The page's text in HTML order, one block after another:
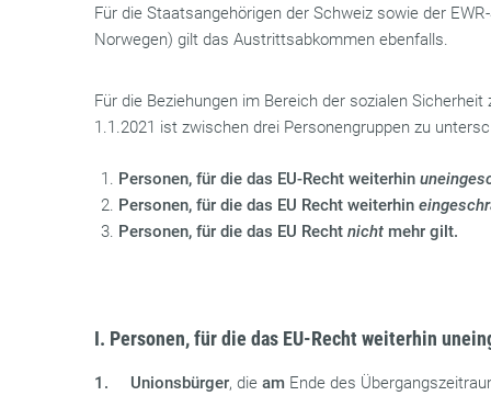
Für die Staatsangehörigen der Schweiz sowie der
Norwegen) gilt das Austrittsabkommen ebenfalls.
Für die Beziehungen im Bereich der sozialen
1.1.2021 ist zwischen drei Personengruppen zu
Personen, für die das EU-Recht weiterhin
Personen, für die das EU Recht weiterhin
Personen, für die das EU Rechtnicht mehr gilt.
I. Personen, für die das EU-Recht weiterhin
1. Unionsbürger, dieam Ende des